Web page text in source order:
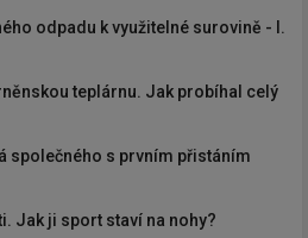
odpadu k využitelné surovině - I.
teplárnu. Jak probíhal celý
společného s prvním přistáním
Jak ji sport staví na nohy?